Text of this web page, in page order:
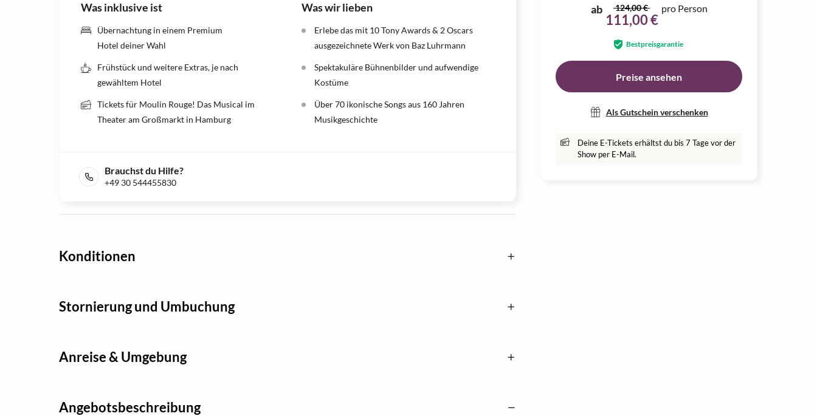
ab 124,00 €
111,00 €
pro Person
Bestpreisgarantie
Preise ansehen
Als Gutschein verschenken
Deine E-Tickets erhältst du bis 7 Tage vor der
Show per E-Mail.
Was inklusive ist
Übernachtung in einem Premium
Hotel deiner Wahl
Frühstück und weitere Extras, je nach
gewähltem Hotel
Tickets für Moulin Rouge! Das Musical im
Theater am Großmarkt in Hamburg
Was wir lieben
Erlebe das mit 10 Tony Awards & 2 Oscars
ausgezeichnete Werk von Baz Luhrmann
Spektakuläre Bühnenbilder und aufwendige
Kostüme
Über 70 ikonische Songs aus 160 Jahren
Musikgeschichte
Brauchst du Hilfe?
+49 30 544455830
Konditionen
Stornierung und Umbuchung
Anreise & Umgebung
Angebotsbeschreibung